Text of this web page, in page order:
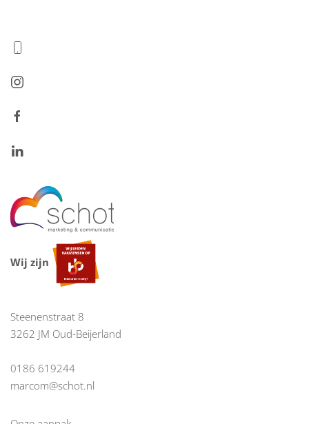
Wij zijn
Steenenstraat 8
3262 JM Oud-Beijerland
0186 619244
marcom@schot.nl